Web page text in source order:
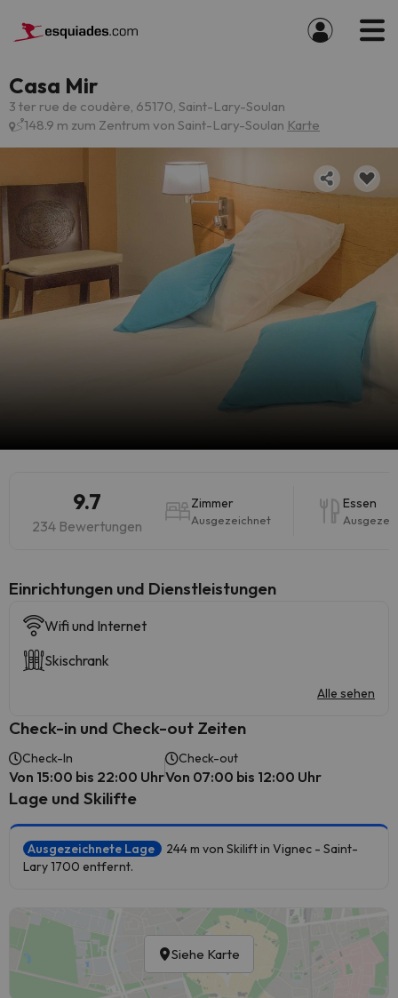
Casa Mir
3 ter rue de coudère, 65170, Saint-Lary-Soulan
148.9 m zum Zentrum von Saint-Lary-Soulan Karte
9.7
234 Bewertungen
Zimmer
Ausgezeichnet
Essen
​Einrichtungen und Dienstleistungen
Wifi und Internet
Skischrank
Alle sehen
Check-in und Check-out Zeiten
Check-In
Von 15:00 bis 22:00 Uhr
Check-out
Von 07:00 bis 12:00 Uhr
Lage und Skilifte
Ausgezeichnete Lage
244 m von Skilift in Vignec - Saint-
Lary 1700 entfernt.
Siehe Karte